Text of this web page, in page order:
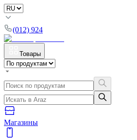
(012) 924
Товары
Магазины